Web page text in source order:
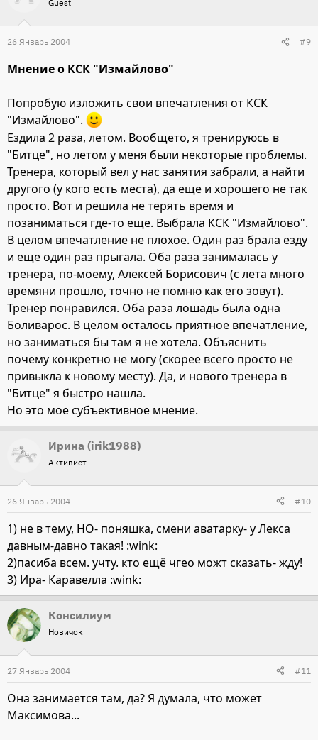
Guest
26 Январь 2004 #9
Мнение о КСК "Измайлово"
Попробую изложить свои впечатления от КСК
"Измайлово".
Ездила 2 раза, летом. Вообщето, я тренируюсь в
"Битце", но летом у меня были некоторые проблемы.
Тренера, который вел у нас занятия забрали, а найти
другого (у кого есть места), да еще и хорошего не так
просто. Вот и решила не терять время и
позаниматься где-то еще. Выбрала КСК "Измайлово".
В целом впечатление не плохое. Один раз брала езду
и еще один раз прыгала. Оба раза занималась у
тренера, по-моему, Алексей Борисович (с лета много
времяни прошло, точно не помню как его зовут).
Тренер понравился. Оба раза лошадь была одна
Боливарос. В целом осталось приятное впечатление,
но заниматься бы там я не хотела. Объяснить
почему конкретно не могу (скорее всего просто не
привыкла к новому месту). Да, и нового тренера в
"Битце" я быстро нашла.
Но это мое субъективное мнение.
Ирина (irik1988)
Активист
26 Январь 2004 #10
1) не в тему, НО- поняшка, смени аватарку- у Лекса
давным-давно такая! :wink:
2)пасиба всем. учту. кто ещё чгео можт сказать- жду!
3) Ира- Каравелла :wink:
Консилиум
Новичок
27 Январь 2004 #11
Она занимается там, да? Я думала, что может
Максимова...